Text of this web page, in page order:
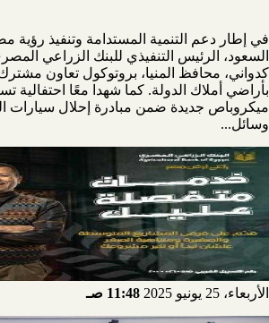
السعود، الرئيس التنفيذي للبنك الزراعي
كدواني، محافظ المنيا، بروتوكول تعاون
ميكروباص جديدة ضمن مبادرة إحلال سيارات
وسائل...
الأربعاء، 25 يونيو 2025 11:48 صـ